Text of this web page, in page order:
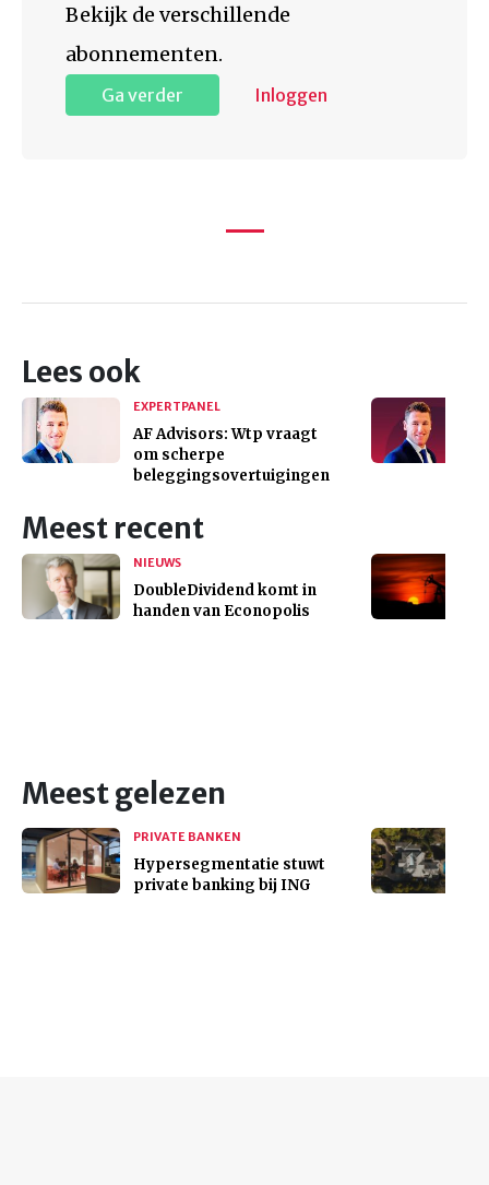
Bekijk de verschillende
abonnementen.
Ga verder Inloggen
Lees ook
EXPERTPANEL
AF Advisors: Wtp vraagt
om scherpe
beleggingsovertuigingen
Meest recent
NIEUWS
DoubleDividend komt in
handen van Econopolis
Meest gelezen
PRIVATE BANKEN
Hypersegmentatie stuwt
private banking bij ING